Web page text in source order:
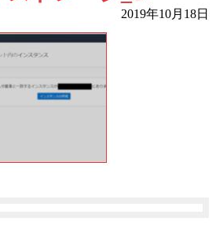
2019年10月18日